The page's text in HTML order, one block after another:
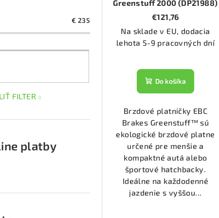
€ 235
FILTER
platby
o
u
r
d
v
Greenstuff 2000 (DP21988)
€121,76
Na sklade v EU, dodacia
lehota 5-9 pracovných dní
Do košíka
Brzdové platničky EBC
Brakes Greenstuff™ sú
ekologické brzdové platne
určené pre menšie a
kompaktné autá alebo
športové hatchbacky.
Ideálne na každodenné
jazdenie s vyššou...